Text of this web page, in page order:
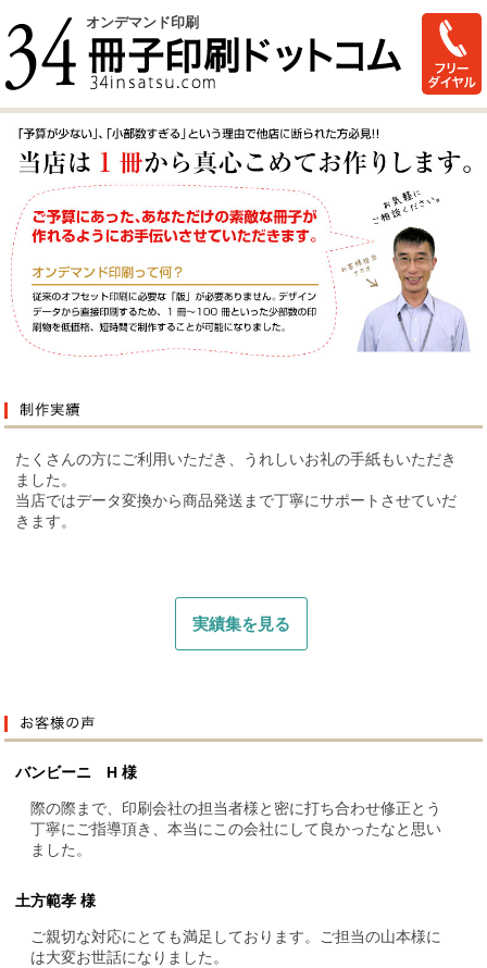
オンデマンド印刷
たくさんの方にご利用いただき、うれしいお礼の手紙もいただき
ました。
当店ではデータ変換から商品発送まで丁寧にサポートさせていだ
きます。
実績集を見る
バンビーニ H 様
際の際まで、印刷会社の担当者様と密に打ち合わせ修正とう
丁寧にご指導頂き、本当にこの会社にして良かったなと思い
ました。
土方範孝 様
ご親切な対応にとても満足しております。ご担当の山本様に
は大変お世話になりました。